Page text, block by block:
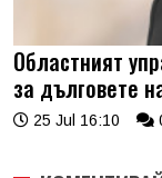
Областният
за дълговете
25 Jul 16:10